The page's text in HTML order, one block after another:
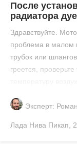
После
радиатора
Здравствуйте.
проблема в малом
трубок или
греется,
Эксперт:
Лада Нива Пикап